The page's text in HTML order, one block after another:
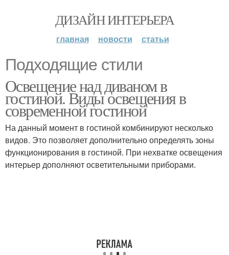
ДИЗАЙН ИНТЕРЬЕРА
главная новости статьи
Подходящие стили
Освещение над диваном в
гостиной. Виды освещения в
современной гостиной
На данный момент в гостиной комбинируют несколько
видов. Это позволяет дополнительно определять зоны
функционирования в гостиной. При нехватке освещения
интерьер дополняют осветительными приборами.